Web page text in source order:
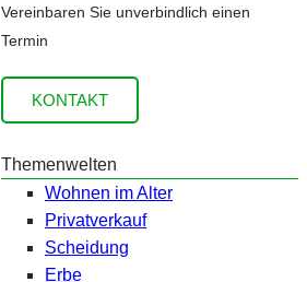
Vereinbaren Sie unverbindlich einen
Termin
KONTAKT
Themenwelten
Wohnen im Alter
Privatverkauf
Scheidung
Erbe